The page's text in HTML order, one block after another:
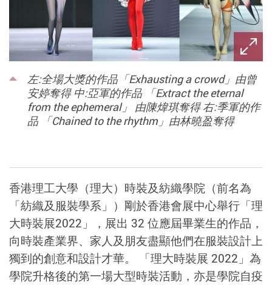
左:全場大獎的作品「Exhausting a crowd」由曾
安婷奪得 中:亞軍的作品 「Extract the eternal
from the ephemeral」 由陳煒琪奪得 右:季軍的作
品 「Chained to the rhythm」由林曉盈奪得
香港理工大學（理大）時裝及紡織學院（前名為
「紡織及服裝學系」）剛於香港會展中心舉行「理
大時裝展2022」，展出 32 位應屆畢業生的作品，
向時裝產業界、家人及朋友盡顯他們在服裝設計上
獨到的創意和設計才華。 「理大時裝展 2022」為
學院升格後的第一場大型時裝活動，亦是學院自疫